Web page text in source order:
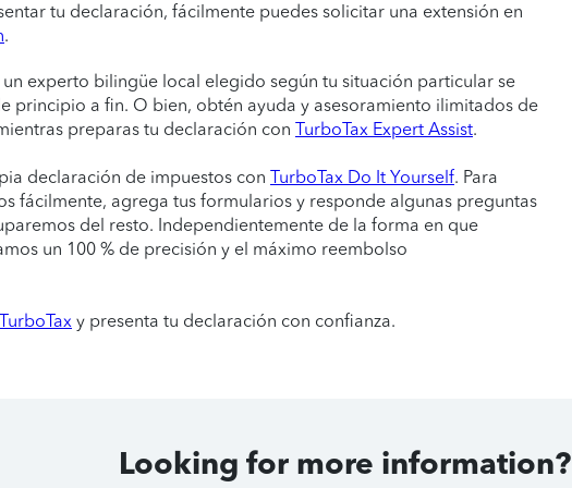
tu declaración, fácilmente puedes solicitar una extensión en
.
un experto bilingüe local elegido según tu situación particular se
principio a fin. O bien, obtén ayuda y asesoramiento ilimitados de
preparas tu declaración con TurboTax Expert Assist.
declaración de impuestos con TurboTax Do It Yourself. Para
fácilmente, agrega tus formularios y responde algunas preguntas
del resto. Independientemente de la forma en que
un 100 % de precisión y el máximo reembolso
y presenta tu declaración con confianza.
Looking for more information?